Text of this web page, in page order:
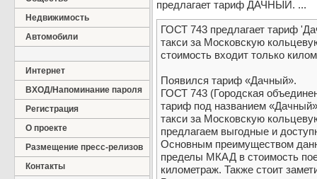
Недвижимость
Автомобили
Интернет
ВХОД/Напоминание пароля
Регистрация
О проекте
Размещение пресс-релизов
Контакты
предлагает тариф ДАЧНЫЙ. ...
ГОСТ 743 предлагает тариф
такси за Московскую
стоимость входит только
Появился тариф «Дачный».
ГОСТ 743 (Городская
тариф под названием
такси за Московскую
предлагаем выгодные и
Основным преимуществом
пределы МКАД в стоимость
километраж. Также стоит